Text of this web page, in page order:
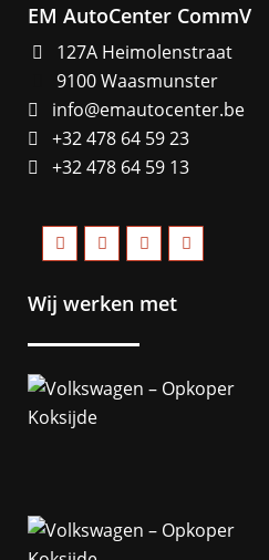
EM AutoCenter CommV
127A Heimolenstraat
9100 Waasmunster
info@emautocenter.be
+32 478 64 59 23
+32 478 64 59 13
Wij werken met